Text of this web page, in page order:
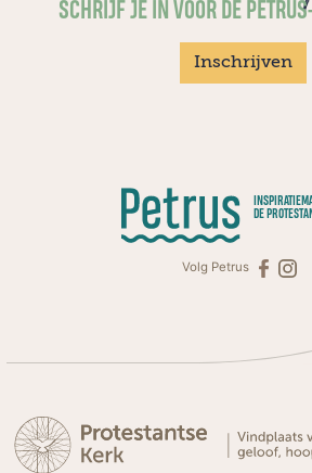
SCHRIJF JE IN VOOR DE
Inschrijven
DE
Volg Petrus